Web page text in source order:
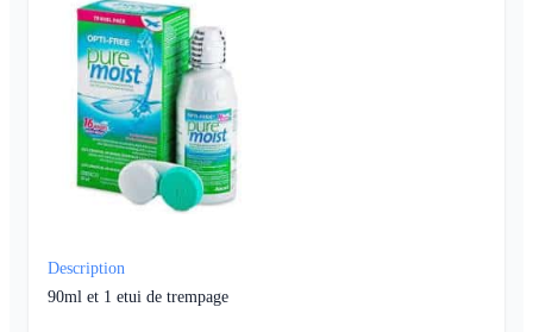
Description
90ml et 1 etui de trempage